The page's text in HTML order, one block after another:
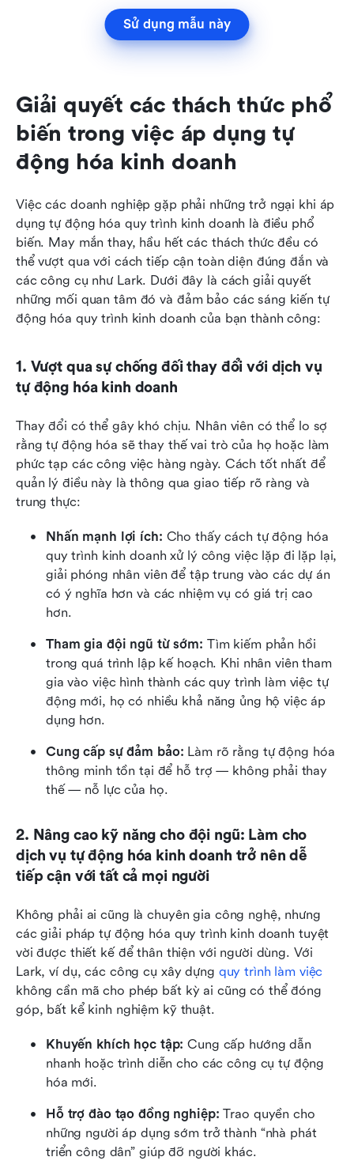
Sử dụng mẫu này
Giải quyết các thách thức phổ
biến trong việc áp dụng tự
động hóa kinh doanh
Việc các doanh nghiệp gặp phải những trở ngại khi áp
dụng tự động hóa quy trình kinh doanh là điều phổ
biến. May mắn thay, hầu hết các thách thức đều có
thể vượt qua với cách tiếp cận toàn diện đúng đắn và
các công cụ như Lark. Dưới đây là cách giải quyết
những mối quan tâm đó và đảm bảo các sáng kiến tự
động hóa quy trình kinh doanh của bạn thành công:
1. Vượt qua sự chống đối thay đổi với dịch vụ
tự động hóa kinh doanh
Thay đổi có thể gây khó chịu. Nhân viên có thể lo sợ
rằng tự động hóa sẽ thay thế vai trò của họ hoặc làm
phức tạp các công việc hàng ngày. Cách tốt nhất để
quản lý điều này là thông qua giao tiếp rõ ràng và
trung thực:
Nhấn mạnh lợi ích: Cho thấy cách tự động hóa
quy trình kinh doanh xử lý công việc lặp đi lặp lại,
giải phóng nhân viên để tập trung vào các dự án
có ý nghĩa hơn và các nhiệm vụ có giá trị cao
hơn.
Tham gia đội ngũ từ sớm: Tìm kiếm phản hồi
trong quá trình lập kế hoạch. Khi nhân viên tham
gia vào việc hình thành các quy trình làm việc tự
động mới, họ có nhiều khả năng ủng hộ việc áp
dụng hơn.
Cung cấp sự đảm bảo: Làm rõ rằng tự động hóa
thông minh tồn tại để hỗ trợ — không phải thay
thế — nỗ lực của họ.
2. Nâng cao kỹ năng cho đội ngũ: Làm cho
dịch vụ tự động hóa kinh doanh trở nên dễ
tiếp cận với tất cả mọi người
Không phải ai cũng là chuyên gia công nghệ, nhưng
các giải pháp tự động hóa quy trình kinh doanh tuyệt
vời được thiết kế để thân thiện với người dùng. Với
Lark, ví dụ, các công cụ xây dựng quy trình làm việc
không cần mã cho phép bất kỳ ai cũng có thể đóng
góp, bất kể kinh nghiệm kỹ thuật.
Khuyến khích học tập: Cung cấp hướng dẫn
nhanh hoặc trình diễn cho các công cụ tự động
hóa mới.
Hỗ trợ đào tạo đồng nghiệp: Trao quyền cho
những người áp dụng sớm trở thành “nhà phát
triển công dân” giúp đỡ người khác.